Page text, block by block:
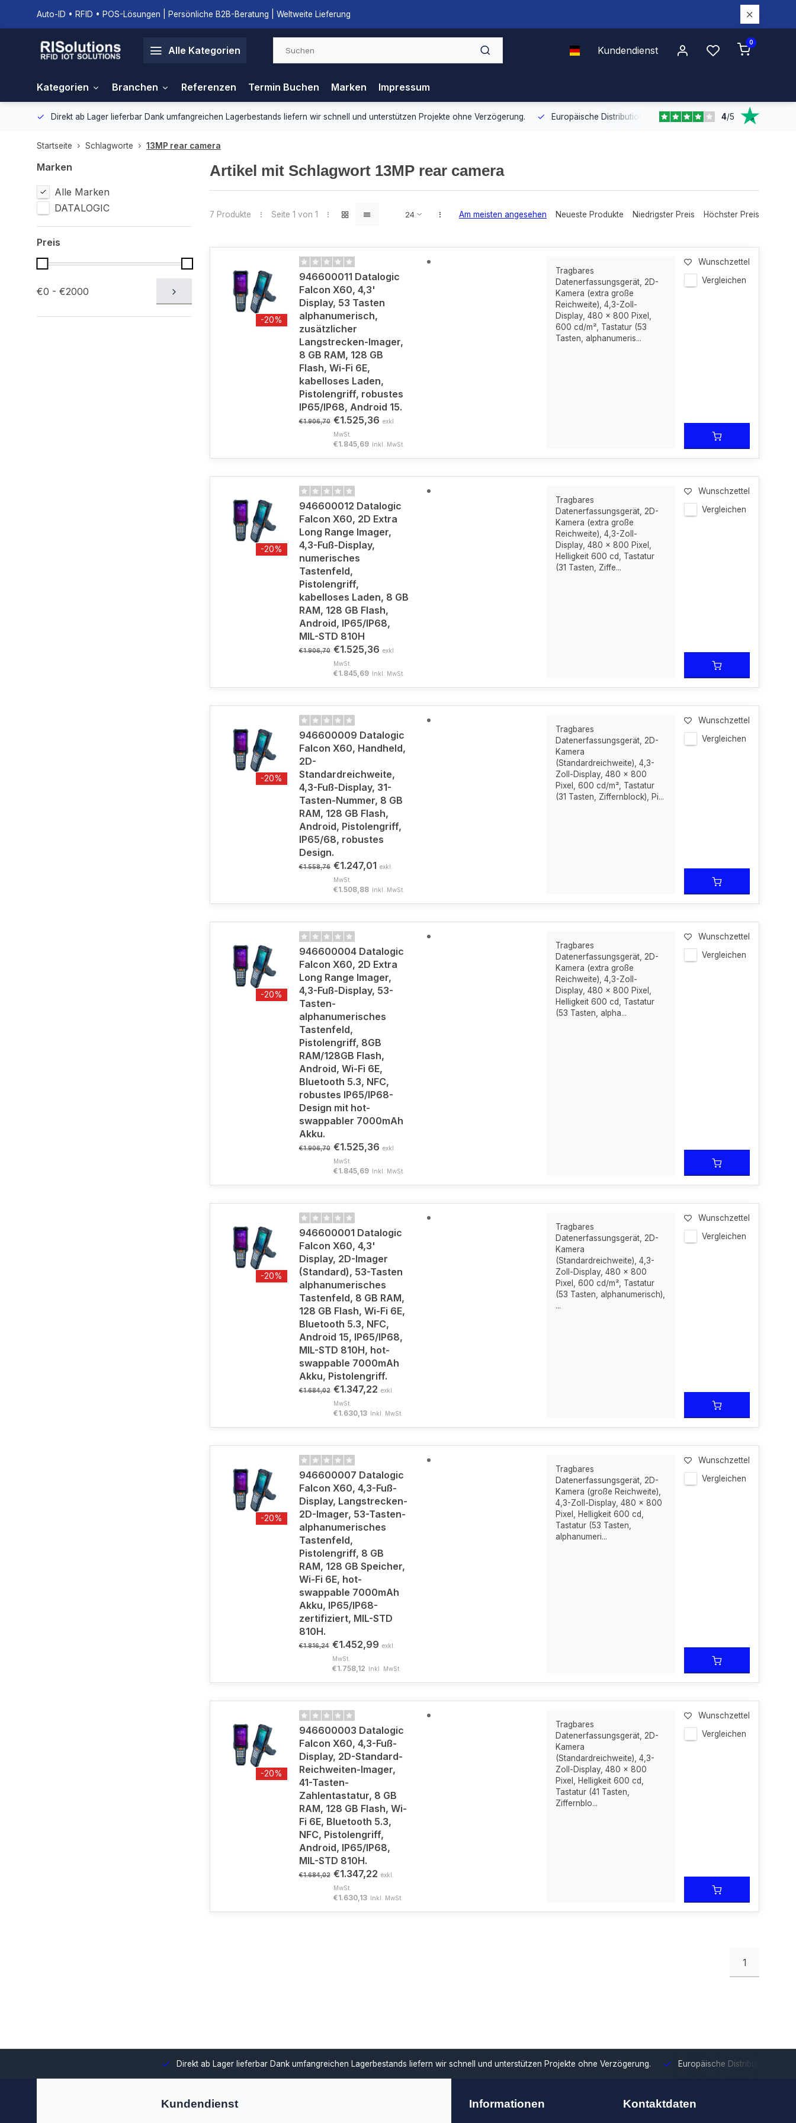
Auto-ID • RFID • POS-Lösungen | Persönliche B2B-Beratung | Weltweite Lieferung
Alle Kategorien Kundendienst
0
Kategorien Branchen Referenzen Termin Buchen Marken Impressum
Direkt ab Lager lieferbar Dank umfangreichen Lagerbestands liefern wir schnell und unterstützen Projekte ohne Verzögerung. Europäische Distribution Mit unserer europaweiten Abdeckung
4/5
Startseite Schlagworte 13MP rear camera
Marken
Alle Marken
DATALOGIC
Preis
€0 - €2000
Artikel mit Schlagwort 13MP rear camera
7 Produkte Seite 1 von 1 Am meisten angesehen Neueste Produkte Niedrigster Preis Höchster Preis
-20%
946600011 Datalogic
Falcon X60, 4,3'
Display, 53 Tasten
alphanumerisch,
zusätzlicher
Langstrecken-Imager,
8 GB RAM, 128 GB
Flash, Wi-Fi 6E,
kabelloses Laden,
Pistolengriff, robustes
IP65/IP68, Android 15.
€1.906,70 €1.525,36 exkl.
MwSt.
€1.845,69 Inkl. MwSt.
Tragbares
Datenerfassungsgerät, 2D-
Kamera (extra große
Reichweite), 4,3-Zoll-
Display, 480 x 800 Pixel,
600 cd/m², Tastatur (53
Tasten, alphanumeris...
Wunschzettel
Vergleichen
-20%
946600012 Datalogic
Falcon X60, 2D Extra
Long Range Imager,
4,3-Fuß-Display,
numerisches
Tastenfeld,
Pistolengriff,
kabelloses Laden, 8 GB
RAM, 128 GB Flash,
Android, IP65/IP68,
MIL-STD 810H
€1.906,70 €1.525,36 exkl.
MwSt.
€1.845,69 Inkl. MwSt.
Tragbares
Datenerfassungsgerät, 2D-
Kamera (extra große
Reichweite), 4,3-Zoll-
Display, 480 x 800 Pixel,
Helligkeit 600 cd, Tastatur
(31 Tasten, Ziffe...
Wunschzettel
Vergleichen
-20%
946600009 Datalogic
Falcon X60, Handheld,
2D-
Standardreichweite,
4,3-Fuß-Display, 31-
Tasten-Nummer, 8 GB
RAM, 128 GB Flash,
Android, Pistolengriff,
IP65/68, robustes
Design.
€1.558,76 €1.247,01 exkl.
MwSt.
€1.508,88 Inkl. MwSt.
Tragbares
Datenerfassungsgerät, 2D-
Kamera
(Standardreichweite), 4,3-
Zoll-Display, 480 x 800
Pixel, 600 cd/m², Tastatur
(31 Tasten, Ziffernblock), Pi...
Wunschzettel
Vergleichen
-20%
946600004 Datalogic
Falcon X60, 2D Extra
Long Range Imager,
4,3-Fuß-Display, 53-
Tasten-
alphanumerisches
Tastenfeld,
Pistolengriff, 8GB
RAM/128GB Flash,
Android, Wi-Fi 6E,
Bluetooth 5.3, NFC,
robustes IP65/IP68-
Design mit hot-
swappabler 7000mAh
Akku.
€1.906,70 €1.525,36 exkl.
MwSt.
€1.845,69 Inkl. MwSt.
Tragbares
Datenerfassungsgerät, 2D-
Kamera (extra große
Reichweite), 4,3-Zoll-
Display, 480 x 800 Pixel,
Helligkeit 600 cd, Tastatur
(53 Tasten, alpha...
Wunschzettel
Vergleichen
-20%
946600001 Datalogic
Falcon X60, 4,3'
Display, 2D-Imager
(Standard), 53-Tasten
alphanumerisches
Tastenfeld, 8 GB RAM,
128 GB Flash, Wi-Fi 6E,
Bluetooth 5.3, NFC,
Android 15, IP65/IP68,
MIL-STD 810H, hot-
swappable 7000mAh
Akku, Pistolengriff.
€1.684,02 €1.347,22 exkl.
MwSt.
€1.630,13 Inkl. MwSt.
Tragbares
Datenerfassungsgerät, 2D-
Kamera
(Standardreichweite), 4,3-
Zoll-Display, 480 x 800
Pixel, 600 cd/m², Tastatur
(53 Tasten, alphanumerisch),
...
Wunschzettel
Vergleichen
-20%
946600007 Datalogic
Falcon X60, 4,3-Fuß-
Display, Langstrecken-
2D-Imager, 53-Tasten-
alphanumerisches
Tastenfeld,
Pistolengriff, 8 GB
RAM, 128 GB Speicher,
Wi-Fi 6E, hot-
swappable 7000mAh
Akku, IP65/IP68-
zertifiziert, MIL-STD
810H.
€1.816,24 €1.452,99 exkl.
MwSt.
€1.758,12 Inkl. MwSt.
Tragbares
Datenerfassungsgerät, 2D-
Kamera (große Reichweite),
4,3-Zoll-Display, 480 x 800
Pixel, Helligkeit 600 cd,
Tastatur (53 Tasten,
alphanumeri...
Wunschzettel
Vergleichen
-20%
946600003 Datalogic
Falcon X60, 4,3-Fuß-
Display, 2D-Standard-
Reichweiten-Imager,
41-Tasten-
Zahlentastatur, 8 GB
RAM, 128 GB Flash, Wi-
Fi 6E, Bluetooth 5.3,
NFC, Pistolengriff,
Android, IP65/IP68,
MIL-STD 810H.
€1.684,02 €1.347,22 exkl.
MwSt.
€1.630,13 Inkl. MwSt.
Tragbares
Datenerfassungsgerät, 2D-
Kamera
(Standardreichweite), 4,3-
Zoll-Display, 480 x 800
Pixel, Helligkeit 600 cd,
Tastatur (41 Tasten,
Ziffernblo...
Wunschzettel
Vergleichen
1
Direkt ab Lager lieferbar Dank umfangreichen Lagerbestands liefern wir schnell und unterstützen Projekte ohne Verzögerung. Europäische Distribution
Kundendienst Informationen Kontaktdaten